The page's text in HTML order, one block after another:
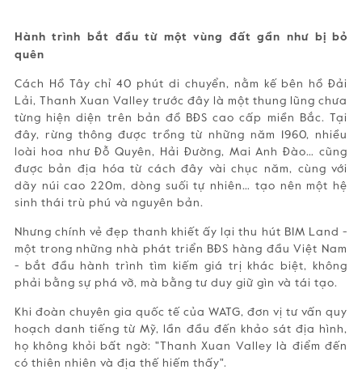
Hành trình bắt đầu từ một vùng đất gần như bị bỏ
quên
Cách Hồ Tây chỉ 40 phút di chuyển, nằm kế bên hồ Đải
Lải, Thanh Xuan Valley trước đây là một thung lũng chưa
từng hiện diện trên bản đồ BĐS cao cấp miền Bắc. Tại
đây, rừng thông được trồng từ những năm 1960, nhiều
loài hoa như Đỗ Quyên, Hải Đường, Mai Anh Đào… cũng
được bản địa hóa từ cách đây vài chục năm, cùng với
dãy núi cao 220m, dòng suối tự nhiên… tạo nên một hệ
sinh thái trù phú và nguyên bản.
Nhưng chính vẻ đẹp thanh khiết ấy lại thu hút BIM Land -
một trong những nhà phát triển BĐS hàng đầu Việt Nam
- bắt đầu hành trình tìm kiếm giá trị khác biệt, không
phải bằng sự phá vỡ, mà bằng tư duy giữ gìn và tái tạo.
Khi đoàn chuyên gia quốc tế của WATG, đơn vị tư vấn quy
hoạch danh tiếng từ Mỹ, lần đầu đến khảo sát địa hình,
họ không khỏi bất ngờ: "Thanh Xuan Valley là điểm đến
có thiên nhiên và địa thế hiếm thấy".